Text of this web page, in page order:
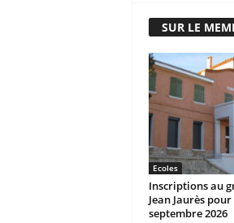
SUR LE
Ecoles
Inscriptions au
Jean Jaurès
septembre 2026